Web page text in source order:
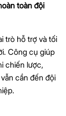
toàn đội
trò hỗ trợ và tối
Công cụ giúp
chiến lược,
cần đến đội